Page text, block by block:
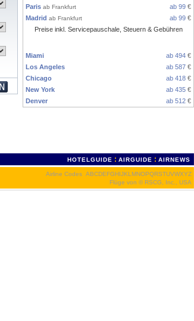
Paris ab Frankfurt ab 99 €
Madrid ab Frankfurt ab 99 €
Preise inkl. Servicepauschale, Steuern & Gebühren
Miami ab 494 €
Los Angeles
ab 587 €
Chicago
ab 418 €
New York
ab 435 €
Denver
ab 512 €
HOTELGUIDE : AIRGUIDE : AIRNEWS
Airline Codes ABCDEFGHIJKL MNOPQRSTUVWXYZ
Flüge von © RSCG, Inc., USA